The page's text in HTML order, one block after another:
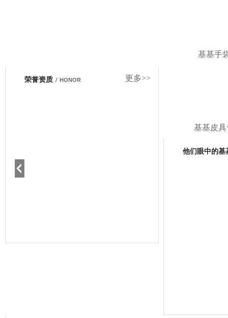
基基手
基基皮
更多>>
荣誉资质 / HONOR
他们眼中的基